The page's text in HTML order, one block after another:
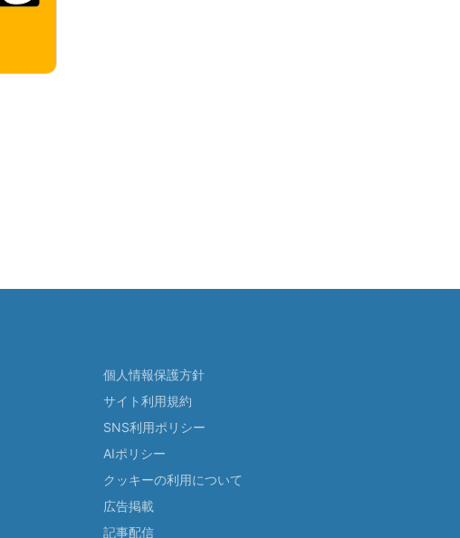
個人情報保護方針
サイト利用規約
SNS利用ポリシー
AIポリシー
クッキーの利用について
広告掲載
記事配信